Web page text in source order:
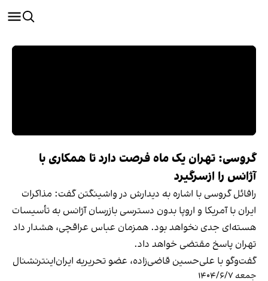
گروسی: تهران یک‌ ماه فرصت دارد تا همکاری با
آژانس را ازسرگیرد
رافائل گروسی با اشاره به دیدارش در واشینگتن گفت: مذاکرات
ایران با آمریکا و اروپا بدون دسترسی بازرسان آژانس به تأسیسات
هسته‌ای جدی نخواهد بود. همزمان عباس عراقچی، هشدار داد
تهران پاسخ مقتضی خواهد داد.
گفت‌‌وگو با علی‌حسین قاضی‌زاده، عضو تحریریه ایران‌اینترنشنال
جمعه ۱۴۰۴/۶/۷